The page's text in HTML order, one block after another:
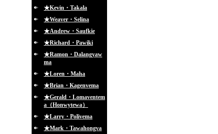
★Kevin・Takala
★Weaver・Selina
★Andrew・Saufkie
★Richard・Pawiki
★Ramon・Dalangyaw
ma
★Loren・Maha
★Brian・Kagenvema
★Gerald・Lomaventem
a（Honwytewa）
★Larry・Polivema
★Mark・Tawahongva